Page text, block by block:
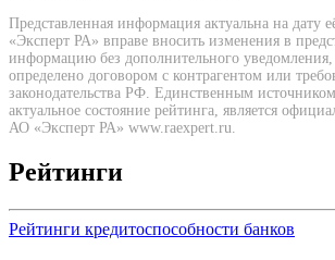
Представленная информация актуальна на дату
«Эксперт РА» вправе вносить изменения в
информацию без дополнительного
определено договором с контрагентом или
законодательства РФ. Единственным
актуальное состояние рейтинга, является
АО «Эксперт РА» www.raexpert.ru.
Рейтинги
Рейтинги кредитоспособности банков